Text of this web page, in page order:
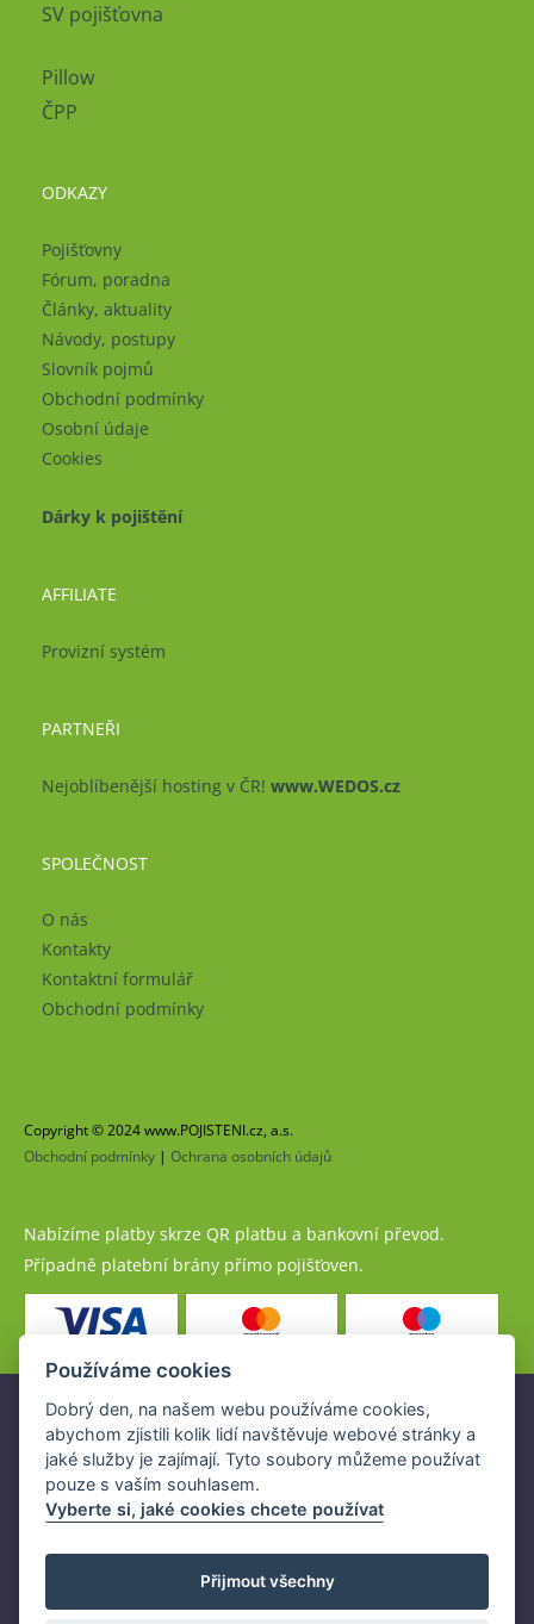
SV pojišťovna
Pillow
ČPP
ODKAZY
Pojišťovny
Fórum, poradna
Články, aktuality
Návody, postupy
Slovník pojmů
Obchodní podmínky
Osobní údaje
Cookies
Dárky k pojištění
AFFILIATE
Provizní systém
PARTNEŘI
Nejoblíbenější hosting v ČR! www.WEDOS.cz
SPOLEČNOST
O nás
Kontakty
Kontaktní formulář
Obchodní podmínky
Copyright © 2024 www.POJISTENI.cz, a.s.
Obchodní podmínky | Ochrana osobních údajů
Nabízíme platby skrze QR platbu a bankovní převod.
Případně platební brány přímo pojišťoven.
Pojistné produkty jsou nabízeny společností
www.POJISTENI.cz, a.s. na základě platné licence České
národní banky (ČNB).
Licence ČNB umožňuje www.POJISTENI.cz, a.s. poskytovat
Používáme cookies
Dobrý den, na našem webu používáme cookies,
abychom zjistili kolik lidí navštěvuje webové stránky a
jaké služby je zajímají. Tyto soubory můžeme používat
pouze s vaším souhlasem.
Vyberte si, jaké cookies chcete používat
Přijmout všechny